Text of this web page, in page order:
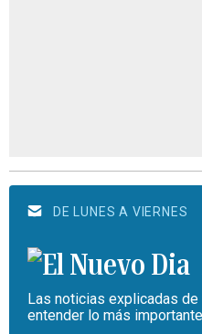
DE LUNES A VIERNES
Las noticias explicadas
entender lo más